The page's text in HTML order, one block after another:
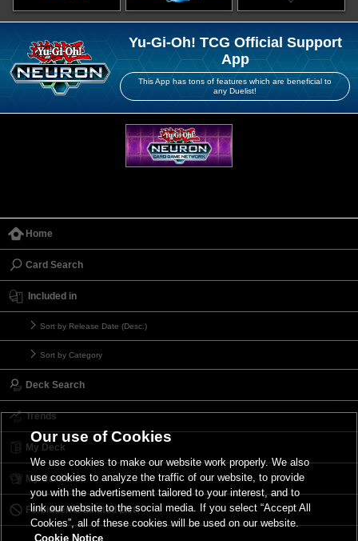
Yu-Gi-Oh! TCG Official Support
App
This App has tons of features which are beneficial to
any Duelist!
Home
Card Search
Included in
Sort by Release Date (Desc.)
Sort by Category
Deck Search
Trends
My Deck
My Card List
Forbidden & Limited List
Our use of Cookies
We use cookies to make our website work properly. We also
use cookies to analyze the traffic of our website, to provide
you with the advertisement tailored to your interest, and to
link our website to the social media. If you select “Accept All
Cookies”, all of these cookies will be used on our website.
Cookie Notice